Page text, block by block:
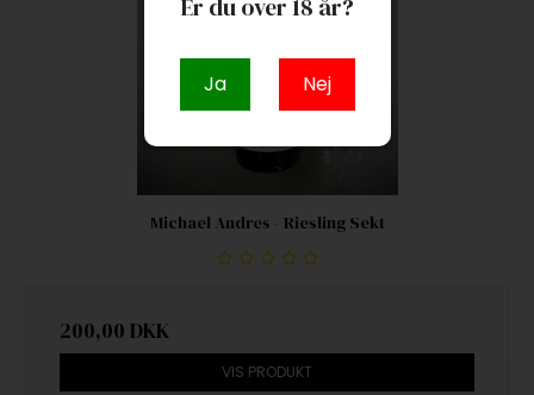
Michael Andres - Riesling Sekt
200,00 DKK
VIS PRODUKT
Er du over 18 år?
Ja Nej